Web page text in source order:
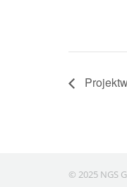
© 2025 NGS